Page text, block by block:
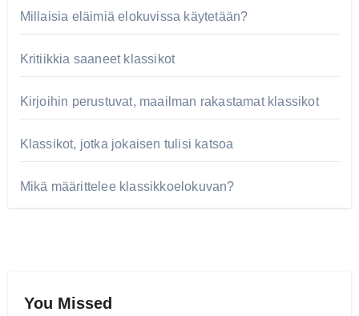
Millaisia eläimiä elokuvissa käytetään?
Kritiikkia saaneet klassikot
Kirjoihin perustuvat, maailman rakastamat klassikot
Klassikot, jotka jokaisen tulisi katsoa
Mikä määrittelee klassikkoelokuvan?
You Missed